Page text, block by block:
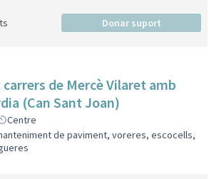
Donar suport
de Mercè Vilaret amb
(Can Sant Joan)
Centre
de paviment, voreres, escocells,